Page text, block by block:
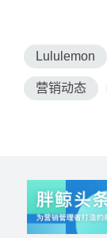
Lululemon
营销动态